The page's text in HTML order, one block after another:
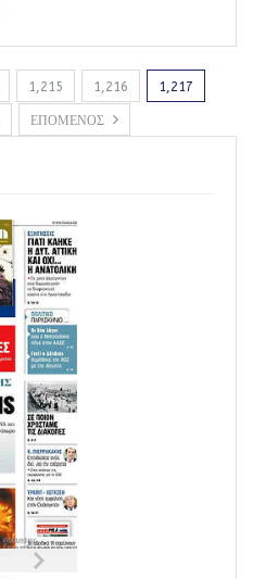
1,215 1,216 1,217
ΕΠΟΜΕΝΟΣ